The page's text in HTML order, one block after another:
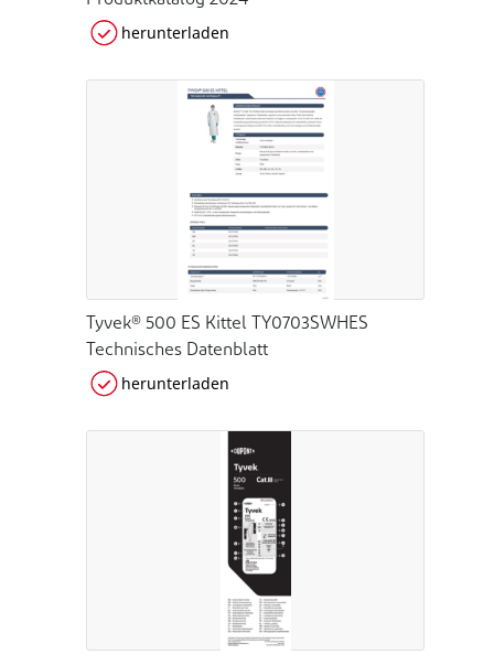
herunterladen
Tyvek® 500 ES Kittel TY0703SWHES
Technisches Datenblatt
herunterladen